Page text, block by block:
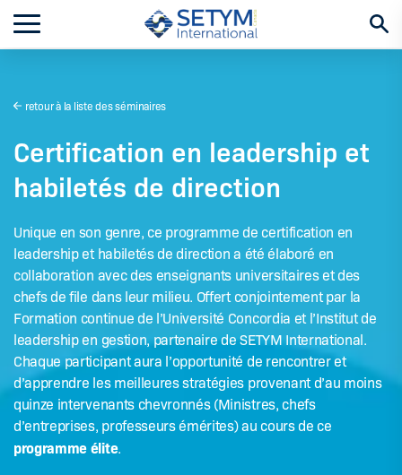
retour à la liste des séminaires
Certification en leadership et
habiletés de direction
Unique en son genre, ce programme de certification en
leadership et habiletés de direction a été élaboré en
collaboration avec des enseignants universitaires et des
chefs de file dans leur milieu. Offert conjointement par la
Formation continue de l’Université Concordia et l’Institut de
leadership en gestion, partenaire de SETYM International.
Chaque participant aura l’opportunité de rencontrer et
d’apprendre les meilleures stratégies provenant d’au moins
quinze intervenants chevronnés (Ministres, chefs
d’entreprises, professeurs émérites) au cours de ce
programme élite.